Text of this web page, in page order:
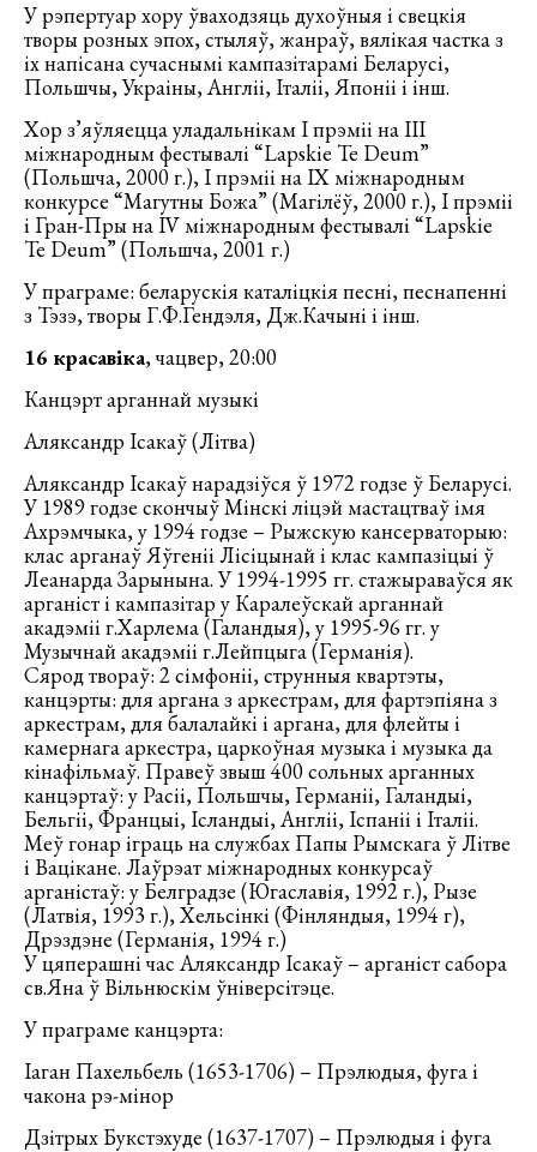
У рэпертуар хору ўваходзяць духоўныя і свецкія
творы розных эпох, стыляў, жанраў, вялікая частка з
іх напісана сучаснымі кампазітарамі Беларусі,
Польшчы, Украіны, Англіі, Італіі, Японіі і інш.
Хор з’яўляецца уладальнікам I прэміі на III
міжнародным фестывалі “Lapskie Te Deum”
(Польшча, 2000 г.), I прэміі на ІX міжнародным
конкурсе “Магутны Божа” (Магілёў, 2000 г.), I прэміі
і Гран-Пры на IV міжнародным фестывалі “Lapskie
Te Deum” (Польшча, 2001 г.)
У праграме: беларускія каталіцкія песні, песнапенні
з Тэзэ, творы Г.Ф.Гендэля, Дж.Качыні і інш.
16 красавіка, чацвер, 20:00
Канцэрт арганнай музыкі
Аляксандр Ісакаў (Літва)
Aляксандр Ісакаў нарадзіўся ў 1972 годзе ў Беларусі.
У 1989 годзе скончыў Мінскі ліцэй мастацтваў імя
Ахрэмчыка, у 1994 годзе – Рыжскую кансерваторыю:
клас арганаў Яўгеніі Лісіцынай і клас кампазіцыі ў
Леанарда Зарынына. У 1994-1995 гг. стажыраваўся як
арганіст і кампазітар у Каралеўскай арганнай
акадэміі г.Харлема (Галандыя), у 1995-96 гг. у
Музычнай акадэміі г.Лейпцыга (Германія).
Сярод твораў: 2 сімфоніі, струнныя квартэты,
канцэрты: для аргана з аркестрам, для фартэпіяна з
аркестрам, для балалайкі і аргана, для флейты і
камернага аркестра, царкоўная музыка і музыка да
кінафільмаў. Правеў звыш 400 сольных арганных
канцэртаў: у Расіі, Польшчы, Германіі, Галандыі,
Бельгіі, Францыі, Ісландыі, Англіі, Іспаніі і Італіі.
Меў гонар іграць на службах Папы Рымскага ў Літве
і Вацікане. Лаўрэат міжнародных конкурсаў
арганістаў: у Белградзе (Югаславія, 1992 г.), Рызе
(Латвія, 1993 г.), Хельсінкі (Фінляндыя, 1994 г),
Дрэздэне (Германія, 1994 г.)
У цяперашні час Аляксандр Ісакаў – арганіст сабора
св.Яна ў Вільнюскім ўніверсітэце.
У праграме канцэрта:
Іаган Пахельбель (1653-1706) – Прэлюдыя, фуга і
чакона рэ-мінор
Дзітрых Букстэхуде (1637-1707) – Прэлюдыя і фуга